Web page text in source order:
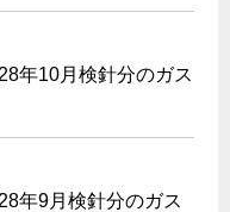
年10月検針分のガス
年9月検針分のガス